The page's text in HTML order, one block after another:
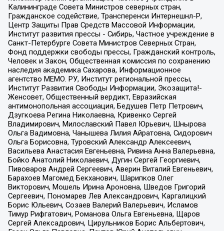
Калининграде Совета Министров северных стран,
Гражданское содействие, Трансперенси Интернешнл-Р,
Центр Защиты Прав Средств Массовой Информации,
Институт развития прессы - Сибирь, Частное учреждение в
Санкт-Петербурге Совета Министров Северных Стран,
Фонд поддержки свободы прессы, Гражданский контроль,
Человек и Закон, Общественная комиссия по сохранению
наследия академика Сахарова, Информационное
агентство МЕМО. РУ, Институт региональной прессы,
Институт Развития Свободы Информации, Экозащита!-
Женсовет, Общественный вердикт, Евразийская
антимонопольная ассоциация, Бедушев Петр Петрович,
Дзугкоева Регина Николаевна, Кривенко Сергей
Владимирович, Милославский Павел Юрьевич, Шнырова
Ольга Вадимовна, Чанышева Лилия Айратовна, Сидорович
Ольга Борисовна, Туровский Александр Алексеевич,
Васильева Анастасия Евгеньевна, Ривина Анна Валерьевна,
Бойко Анатолий Николаевич, Дугин Сергей Георгиевич,
Пивоваров Андрей Сергеевич, Аверин Виталий Евгеньевич,
Барахоев Магомед Бекханович, Шарипков Олег
Викторович, Мошель Ирина Ароновна, Шведов Григорий
Сергеевич, Пономарев Лев Александрович, Каргалицкий
Борис Юльевич, Созаев Валерий Валерьевич, Исламов
Тимур Рифгатович, Романова Ольга Евгеньевна, Щаров
Сергей Алексадрович, Цирульников Борис Альбертович,